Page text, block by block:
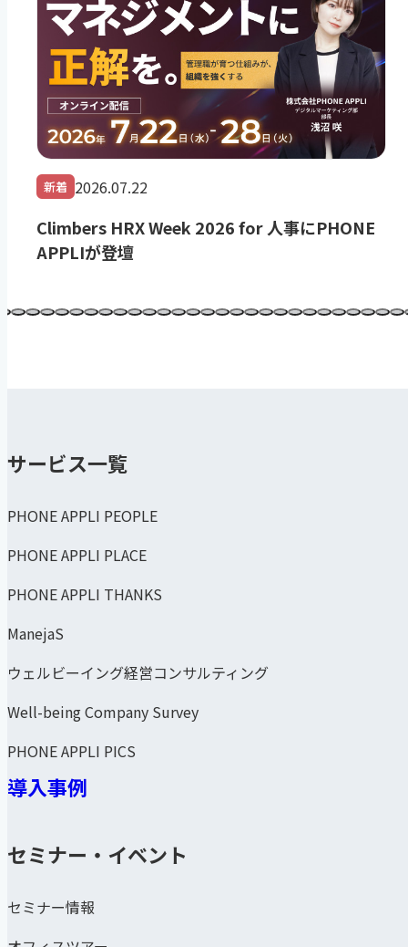
新着 2026.07.22
Climbers HRX Week 2026 for 人事にPHONE
APPLIが登壇
サービス一覧
PHONE APPLI PEOPLE
PHONE APPLI PLACE
PHONE APPLI THANKS
ManejaS
ウェルビーイング経営コンサルティング
Well-being Company Survey
PHONE APPLI PICS
導入事例
セミナー・イベント
セミナー情報